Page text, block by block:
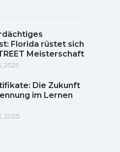
Florida rüstet sich
Meisterschaft
2025
Die Zukunft
im Lernen
2025